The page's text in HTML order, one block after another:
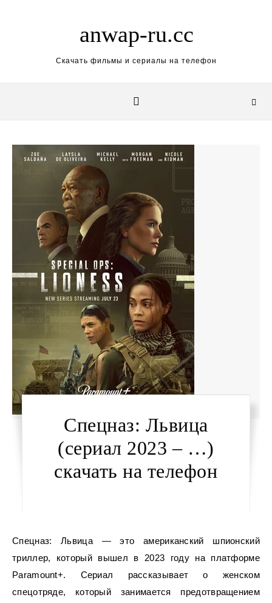
anwap-ru.cc
Скачать фильмы и сериалы на телефон
Спецназ: Львица
(сериал 2023 – …)
скачать на телефон
Спецназ: Львица — это американский шпионский
триллер, который вышел в 2023 году на платформе
Paramount+. Сериал рассказывает о женском
спецотряде, который занимается предотвращением